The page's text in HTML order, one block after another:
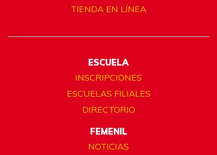
TIENDA EN LÍNEA
ESCUELA
INSCRIPCIONES
ESCUELAS FILIALES
DIRECTORIO
FEMENIL
NOTICIAS